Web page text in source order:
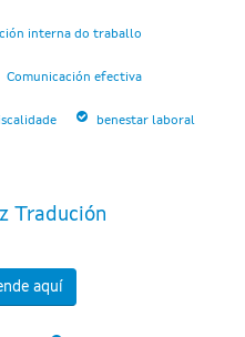
interna do traballo
Comunicación efectiva
benestar laboral
Tradución
aquí